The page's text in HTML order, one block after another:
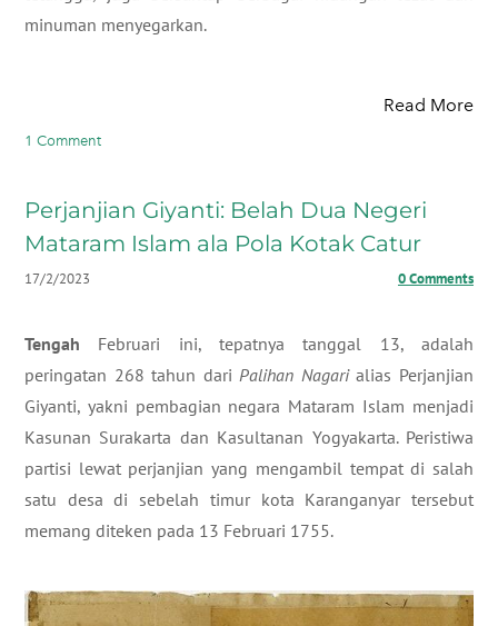
minuman menyegarkan.
Read More
1 Comment
Perjanjian Giyanti: Belah Dua Negeri
Mataram Islam ala Pola Kotak Catur
17/2/2023 0 Comments
Tengah Februari ini, tepatnya tanggal 13, adalah
peringatan 268 tahun dariPalihan Nagarialias Perjanjian
Giyanti, yakni pembagian negara Mataram Islam menjadi
Kasunan Surakarta dan Kasultanan Yogyakarta. Peristiwa
partisi lewat perjanjian yang mengambil tempat di salah
satu desa di sebelah timur kota Karanganyar tersebut
memang diteken pada 13 Februari 1755.